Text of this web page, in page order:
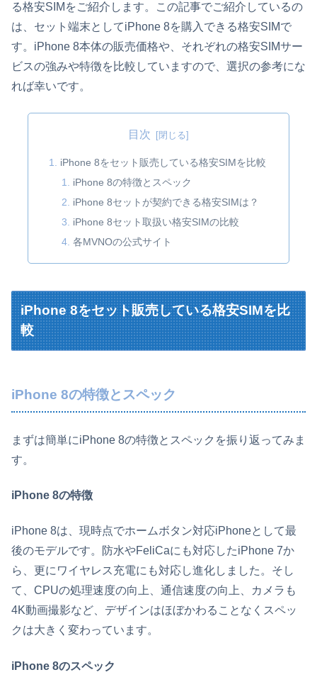
る格安SIMをご紹介します。この記事でご紹介しているの
は、セット端末としてiPhone 8を購入できる格安SIMで
す。iPhone 8本体の販売価格や、それぞれの格安SIMサー
ビスの強みや特徴を比較していますので、選択の参考にな
れば幸いです。
目次
iPhone 8をセット販売している格安SIMを比較
iPhone 8の特徴とスペック
iPhone 8セットが契約できる格安SIMは？
iPhone 8セット取扱い格安SIMの比較
各MVNOの公式サイト
iPhone 8をセット販売している格安SIMを比
較
iPhone 8の特徴とスペック
まずは簡単にiPhone 8の特徴とスペックを振り返ってみま
す。
iPhone 8の特徴
iPhone 8は、現時点でホームボタン対応iPhoneとして最
後のモデルです。防水やFeliCaにも対応したiPhone 7か
ら、更にワイヤレス充電にも対応し進化しました。そし
て、CPUの処理速度の向上、通信速度の向上、カメラも
4K動画撮影など、デザインはほぼかわることなくスペッ
クは大きく変わっています。
iPhone 8のスペック